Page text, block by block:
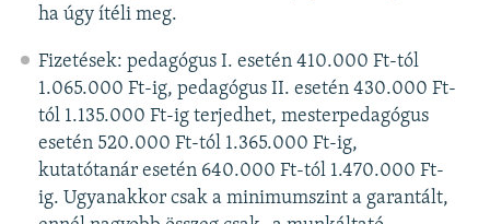
ha úgy ítéli meg.
Fizetések: pedagógus I. esetén 410.000 Ft-tól
1.065.000 Ft-ig, pedagógus II. esetén 430.000 Ft-
tól 1.135.000 Ft-ig terjedhet, mesterpedagógus
esetén 520.000 Ft-tól 1.365.000 Ft-ig,
kutatótanár esetén 640.000 Ft-tól 1.470.000 Ft-
ig. Ugyanakkor csak a minimumszint a garantált,